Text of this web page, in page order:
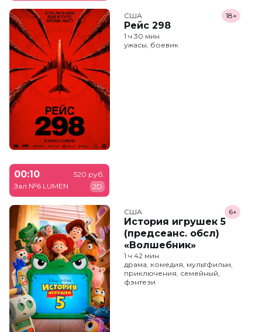
США
Рейс 298
18+
1 ч 30 мин
ужасы, боевик
00:10
Зал №6 LUMEN
520 руб.
2D
США
История игрушек 5
(предсеанс. обсл)
«Волшебник»
6+
1 ч 42 мин
драма, комедия, мультфильм,
приключения, семейный,
фэнтези